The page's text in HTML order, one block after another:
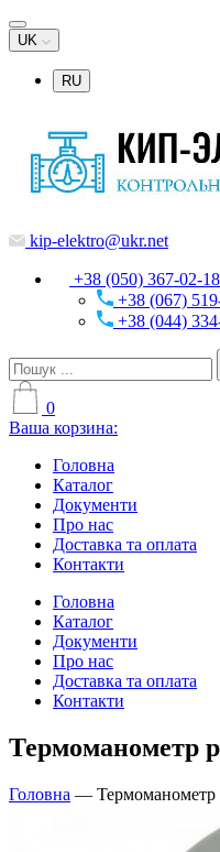
UK
RU
kip-elektro@ukr.net
+38 (050) 367-02-
+38 (067)
+38 (044)
0
Ваша корзина:
Головна
Каталог
Документи
Про нас
Доставка та оплата
Контакти
Головна
Каталог
Документи
Про нас
Доставка та оплата
Контакти
Термоманометр
Головна —